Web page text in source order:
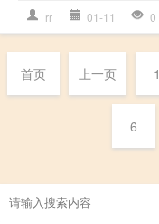
rr 01-11 0
首页 上一页 1
6